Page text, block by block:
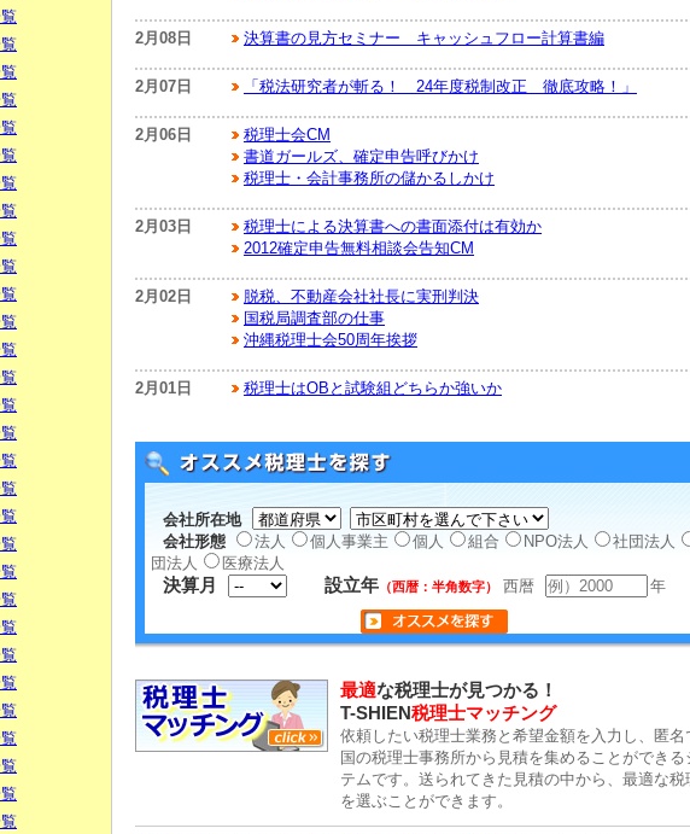
2月08日 決算書の見方セミナー キャッシュフロー計算書編
2月07日 「税法研究者が斬る！ 24年度税制改正 徹底攻略！」
2月06日
税理士会CM
書道ガールズ、確定申告呼びかけ
税理士・会計事務所の儲かるしかけ
2月03日
税理士による決算書への書面添付は有効か
2012確定申告無料相談会告知CM
2月02日
脱税、不動産会社社長に実刑判決
国税局調査部の仕事
沖縄税理士会50周年挨拶
2月01日 税理士はOBと試験組どちらか強いか
会社所在地
会社形態
法人 個人事業主 個人 組合 NPO法人 社団法人
団法人
医療法人
決算月 設立年 （西暦：半角数字） 西暦 年
最適な税理士が見つかる！
T-SHIEN税理士マッチング
依頼したい税理士業務と希望金額を入力し、匿名
国の税理士事務所から見積を集めることができる
テムです。送られてきた見積の中から、最適な税
を選ぶことができます。